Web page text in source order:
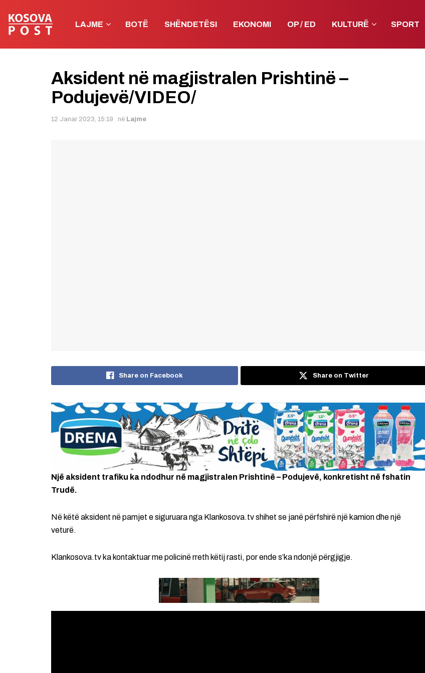
LAJME BOTË SHËNDETËSI EKONOMI OP / ED KULTURË SPORT
Aksident në magjistralen Prishtinë –
Podujevë/VIDEO/
12 Janar 2023, 15:19 në Lajme
Share on Facebook Share on Twitter
Një aksident trafiku ka ndodhur në magjistralen Prishtinë – Podujevë, konkretisht në fshatin
Trudë.
Në këtë aksident në pamjet e siguruara nga Klankosova.tv shihet se janë përfshirë një kamion dhe një
veturë.
Klankosova.tv ka kontaktuar me policinë rreth këtij rasti, por ende s’ka ndonjë përgjigje.